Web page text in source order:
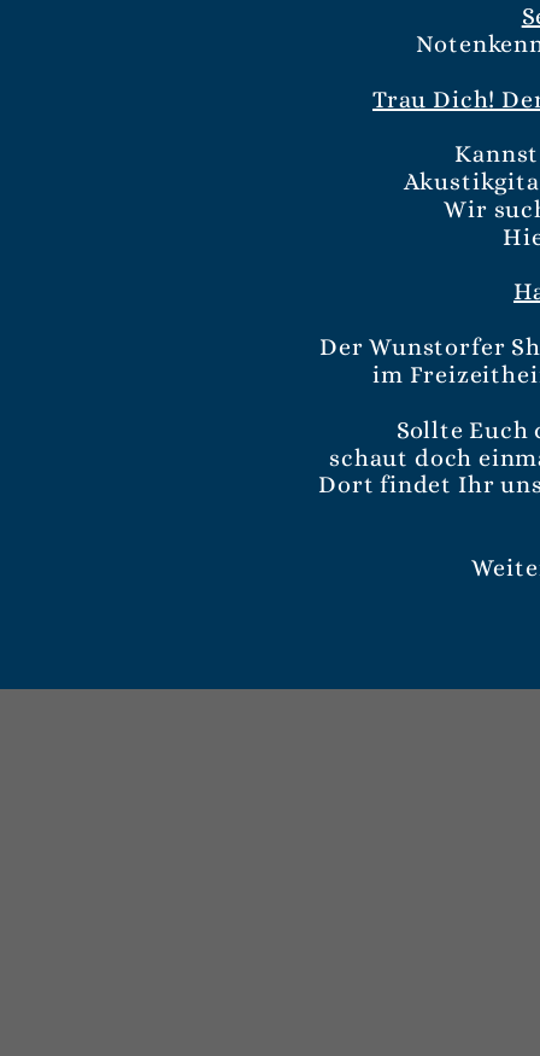
Trau Dich!
Wir
Der Wunstorfer
im
Sollte Euch
schaut doch
Dort findet Ihr